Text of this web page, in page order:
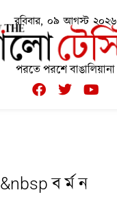
রবিবার, ০৯ আগস্ট ২০২৬
পরতে পরশে বাঙালিয়ানা
&nbsp ব র্ম ন